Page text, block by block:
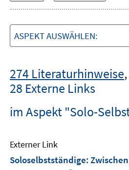
ASPEKT AUSWÄHLEN:
274 Literaturhinweise,
28 Externe Links
im Aspekt "Solo-
Externer Link
Soloselbstständige: